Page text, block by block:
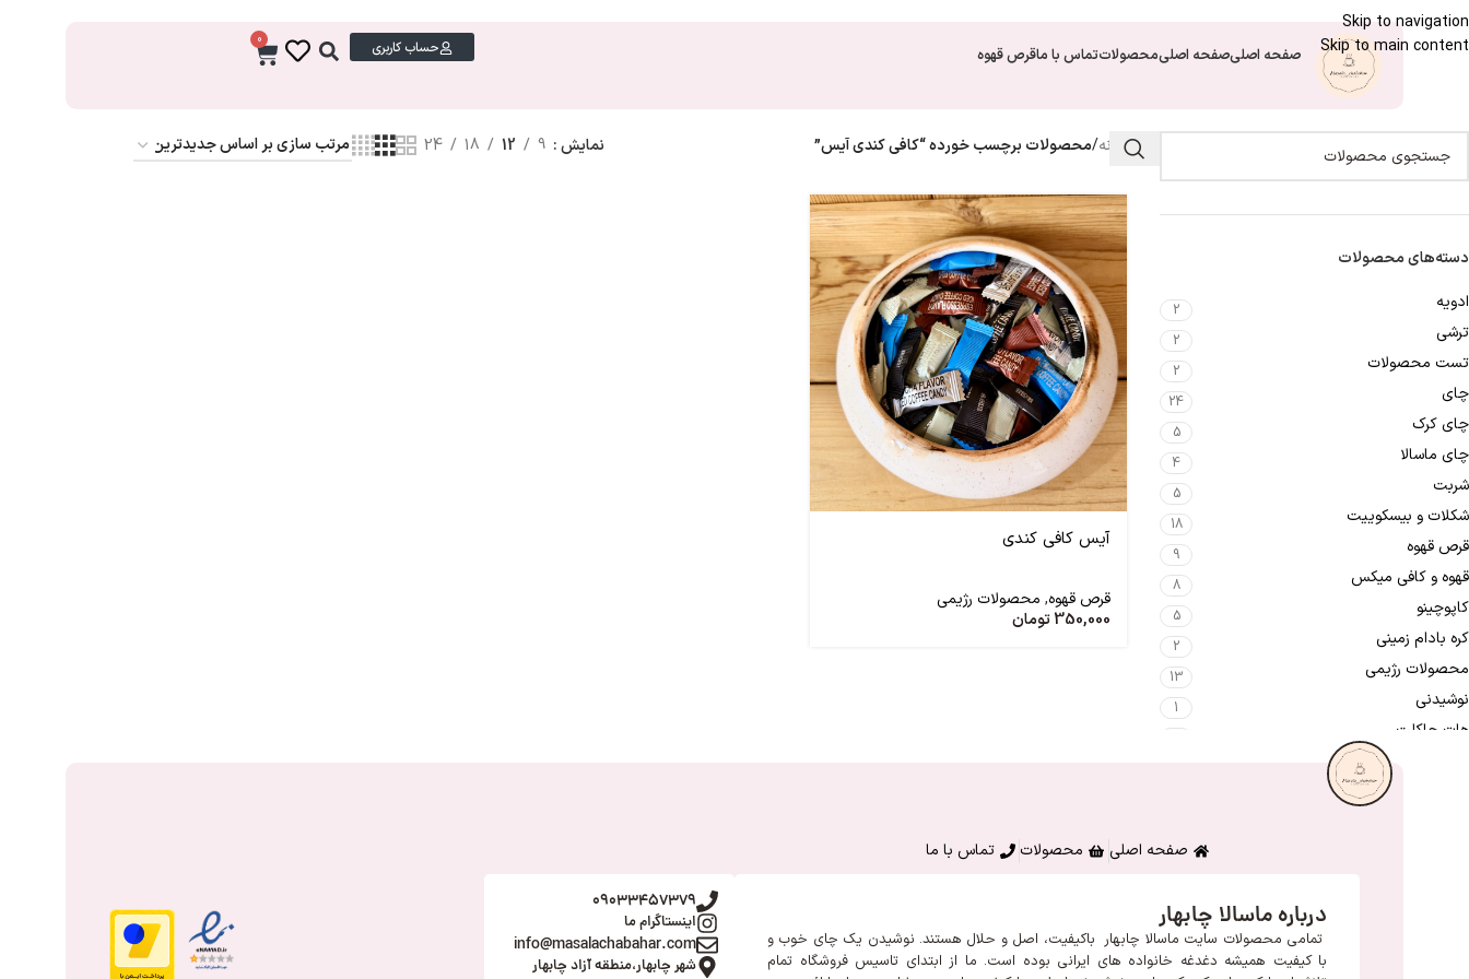
Skip to navigation
Skip to main content
صفحه اصلیصفحه اصلیمحصولاتتماس با ماقرص قهوه حساب کاربری 0
دسته‌های محصولات
ادویه
2
ترشی 2
تست محصولات 2
چای 24
چای کرک 5
چای ماسالا 4
شربت 5
شکلات و بیسکوییت 18
قرص قهوه 9
قهوه و کافی میکس 8
کاپوچینو 5
کره بادام زمینی 2
محصولات رژیمی 13
نوشیدنی 1
هات چاکلت
خانه/محصولات برچسب خورده “کافی کندی آیس” نمایش 9
12
18
24
آیس کافی کندی
قرص قهوه, محصولات رژیمی
350,000تومان
صفحه اصلی محصولات تماس با ما
درباره ماسالا چابهار
تمامی محصولات سایت ماسالا چابهار باکیفیت، اصل و حلال هستند. نوشیدن یک چای خوب و
با کیفیت همیشه دغدغه خانواده های ایرانی بوده است. ما از ابتدای تاسیس فروشگاه تمام
09033457379
اینستاگرام ما
info@masalachabahar.com
شهر چابهار،منطقه آزاد چابهار